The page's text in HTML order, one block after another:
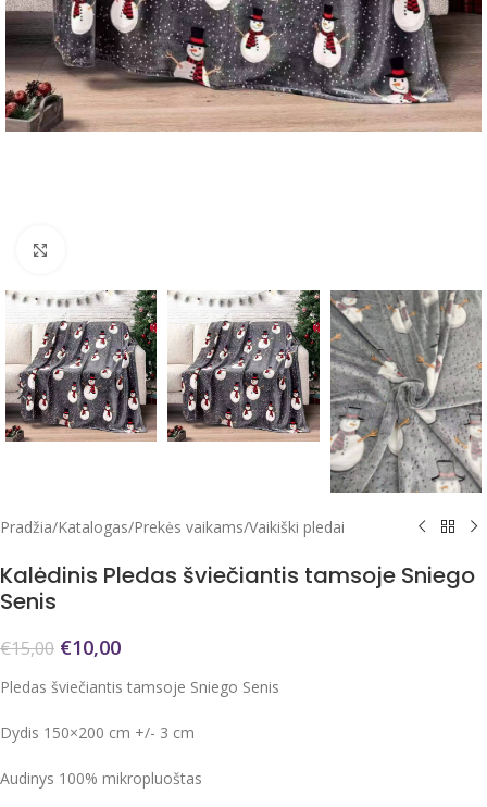
Pradžia/Katalogas/Prekės vaikams/Vaikiški pledai
Kalėdinis Pledas šviečiantis tamsoje Sniego
Senis
€15,00 €10,00
Pledas šviečiantis tamsoje Sniego Senis
Dydis 150×200 cm +/- 3 cm
Audinys 100% mikropluoštas